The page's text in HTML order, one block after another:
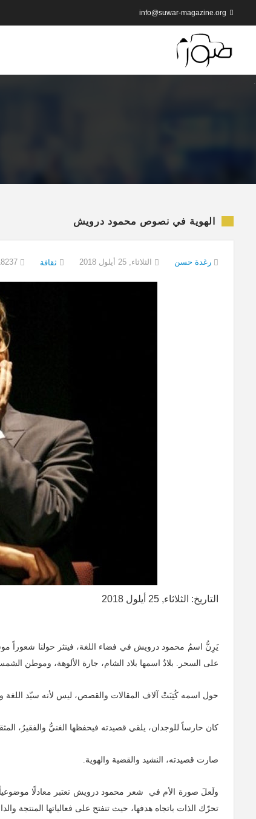
info@suwar-magazine.org
الهوية في نصوص محمود درويش
رغدة حسن الثلاثاء, 25 أيلول 2018 ثقافة
التاريخ: الثلاثاء, 25 أيلول 2018
يَرِنُّ اسمُ محمود درويش في فضاء اللغة، فينثر حولنا شعوراً
على السحر. بلادٌ اسمها بلاد الشام، جارة الألوهة، وموطن
حول اسمه كُتِبَتْ آلاف المقالات والقصص، ليس لأنه سيّد
كان حارساً للوجدان، يلقي قصيدته فيحفظها الغنيُّ والفقيرُ،
صارت قصيدته، النشيد والقضية والهوية.
ولَعلَ صورة الأم في شعر محمود درويش تعتبر معادلًا موضوعياً
تحرّك الذات باتجاه هدفها، حيث تنفتح على فعالياتها المنتجة